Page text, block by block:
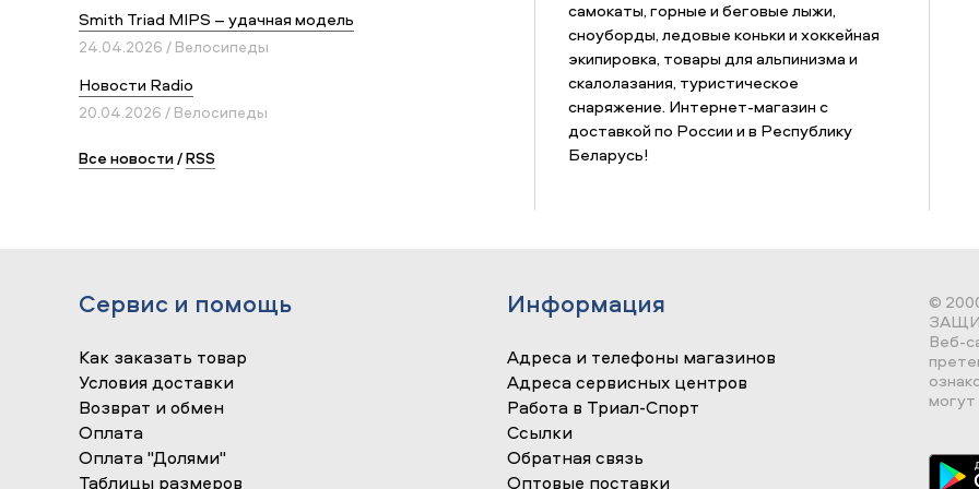
Smith Triad MIPS – удачная модель
24.04.2026 / Велосипеды
Новости Radio
20.04.2026 / Велосипеды
Все новости/RSS
самокаты, горные и беговые лыжи,
сноуборды, ледовые коньки и хоккейная
экипировка, товары для альпинизма и
скалолазания, туристическое
снаряжение. Интернет-магазин с
доставкой по России и в Республику
Беларусь!
Сервис и помощь
Как заказать товар
Условия доставки
Возврат и обмен
Оплата
Оплата "Долями"
Таблицы размеров
Информация
Адреса и телефоны магазинов
Адреса сервисных центров
Работа в Триал-Спорт
Ссылки
Обратная связь
Оптовые поставки
©
Веб-
могут